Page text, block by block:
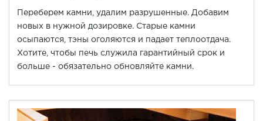
Переберем камни, удалим разрушенные. Добавим
новых в нужной дозировке. Старые камни
осыпаются, тэны оголяются и падает теплоотдача.
Хотите, чтобы печь служила гарантийный срок и
больше - обязательно обновляйте камни.